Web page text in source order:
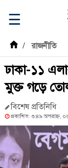
☰
/ রাজনীতি
ঢাকা-১১
মুক্ত গড়ে
বিশেষ প্রতিনিধি
প্রকাশিত: ৩:৪৯ অপরাহ্ন,